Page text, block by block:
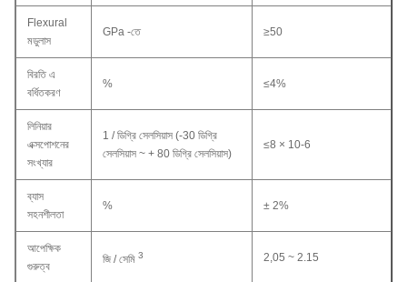
Flexural
মডুলাস
GPa -তে ≥50
বিরতি এ
বর্ধিতকরণ
% ≤4%
লিনিয়ার
এক্সপোশনের
সংখ্যার
1 / ডিগ্রি সেলসিয়াস (-30 ডিগ্রি
সেলসিয়াস ~ + 80 ডিগ্রি সেলসিয়াস)
≤8 × 10-6
ব্যাস
সহনশীলতা
% ± 2%
আপেক্ষিক
গুরুত্ব
জি / সেমি 3 2,05 ~ 2.15